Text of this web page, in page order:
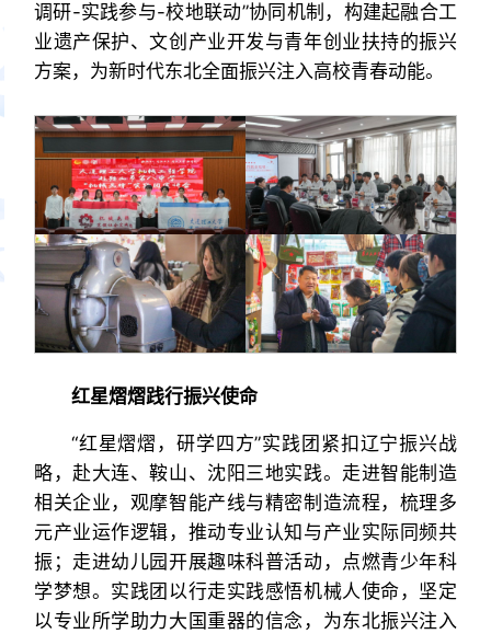
调研-实践参与-校地联动”协同机制，构建起融合工
业遗产保护、文创产业开发与青年创业扶持的振兴
方案，为新时代东北全面振兴注入高校青春动能。
红星熠熠践行振兴使命
“红星熠熠，研学四方”实践团紧扣辽宁振兴战
略，赴大连、鞍山、沈阳三地实践。走进智能制造
相关企业，观摩智能产线与精密制造流程，梳理多
元产业运作逻辑，推动专业认知与产业实际同频共
振；走进幼儿园开展趣味科普活动，点燃青少年科
学梦想。实践团以行走实践感悟机械人使命，坚定
以专业所学助力大国重器的信念，为东北振兴注入